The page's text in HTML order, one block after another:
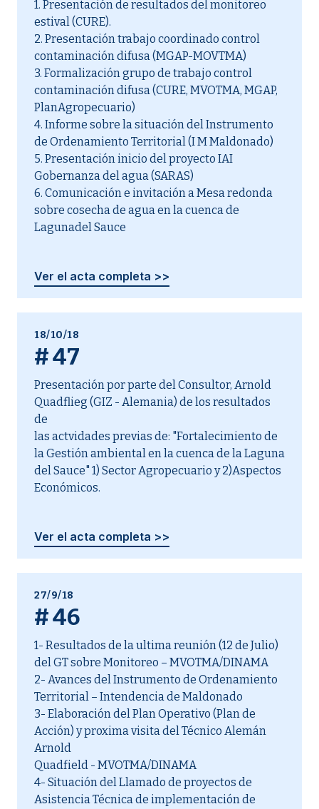
1. Presentación de resultados del monitoreo
estival (CURE).
2. Presentación trabajo coordinado control
contaminación difusa (MGAP-MOVTMA)
3. Formalización grupo de trabajo control
contaminación difusa (CURE, MVOTMA, MGAP,
PlanAgropecuario)
4. Informe sobre la situación del Instrumento
de Ordenamiento Territorial (I M Maldonado)
5. Presentación inicio del proyecto IAI
Gobernanza del agua (SARAS)
6. Comunicación e invitación a Mesa redonda
sobre cosecha de agua en la cuenca de
Lagunadel Sauce
Ver el acta completa >>
18/10/18
#47
Presentación por parte del Consultor, Arnold
Quadflieg (GIZ - Alemania) de los resultados
de
las actvidades previas de: "Fortalecimiento de
la Gestión ambiental en la cuenca de la Laguna
del Sauce" 1) Sector Agropecuario y 2)Aspectos
Económicos.
Ver el acta completa >>
27/9/18
#46
1- Resultados de la ultima reunión (12 de Julio)
del GT sobre Monitoreo – MVOTMA/DINAMA
2- Avances del Instrumento de Ordenamiento
Territorial – Intendencia de Maldonado
3- Elaboración del Plan Operativo (Plan de
Acción) y proxima visita del Técnico Alemán
Arnold
Quadfield - MVOTMA/DINAMA
4- Situación del Llamado de proyectos de
Asistencia Técnica de implementación de